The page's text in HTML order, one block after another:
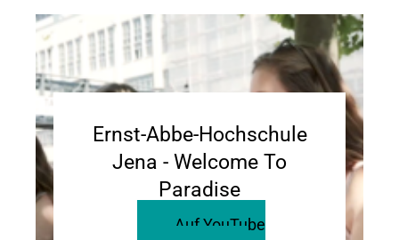
Ernst-Abbe-Hochschule
Jena - Welcome To
Paradise
Auf YouTube